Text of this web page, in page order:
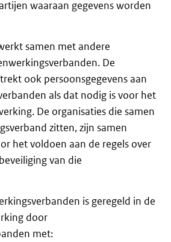
waaraan gegevens worden
samen met andere
De
ook persoonsgegevens aan
als dat nodig is voor het
De organisaties die samen
zitten, zijn samen
het voldoen aan de regels over
van die
is geregeld in de
door
met: